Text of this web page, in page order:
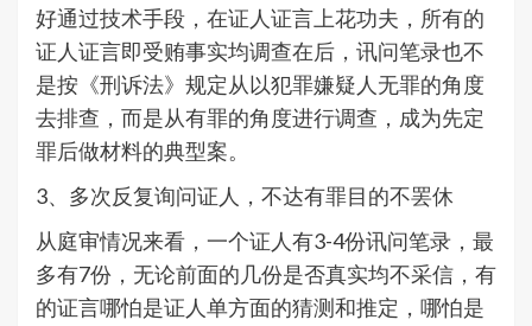
好通过技术手段，在证人证言上花功夫，所有的
证人证言即受贿事实均调查在后，讯问笔录也不
是按《刑诉法》规定从以犯罪嫌疑人无罪的角度
去排查，而是从有罪的角度进行调查，成为先定
罪后做材料的典型案。
3、多次反复询问证人，不达有罪目的不罢休
从庭审情况来看，一个证人有3-4份讯问笔录，最
多有7份，无论前面的几份是否真实均不采信，有
的证言哪怕是证人单方面的猜测和推定，哪怕是